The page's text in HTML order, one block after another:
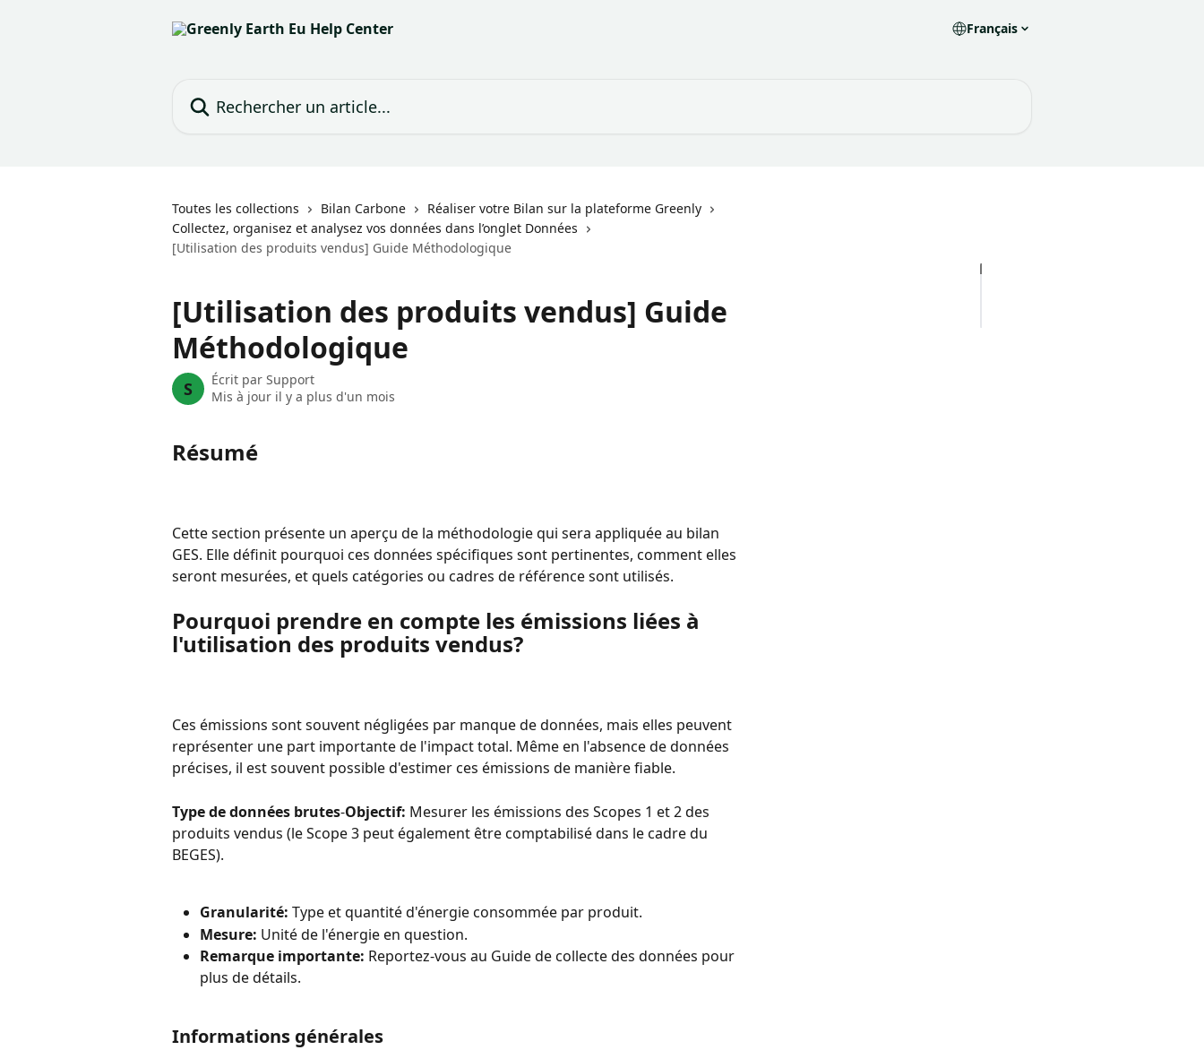
Français
Toutes les collections Bilan Carbone
Réaliser votre Bilan sur la plateforme Greenly
Collectez, organisez et analysez vos données dans l’onglet Données
[Utilisation des produits vendus] Guide Méthodologique
[Utilisation des produits vendus] Guide
Méthodologique
S Écrit par Support
Mis à jour il y a plus d'un mois
Résumé
Cette section présente un aperçu de la méthodologie qui sera appliquée au bilan
GES. Elle définit pourquoi ces données spécifiques sont pertinentes, comment elles
seront mesurées, et quels catégories ou cadres de référence sont utilisés.
Pourquoi prendre en compte les émissions liées à
l'utilisation des produits vendus?
Ces émissions sont souvent négligées par manque de données, mais elles peuvent
représenter une part importante de l'impact total. Même en l'absence de données
précises, il est souvent possible d'estimer ces émissions de manière fiable.
Type de données brutes-Objectif: Mesurer les émissions des Scopes 1 et 2 des
produits vendus (le Scope 3 peut également être comptabilisé dans le cadre du
BEGES).
Granularité: Type et quantité d'énergie consommée par produit.
Mesure: Unité de l'énergie en question.
Remarque importante: Reportez-vous au Guide de collecte des données pour
plus de détails.
Informations générales